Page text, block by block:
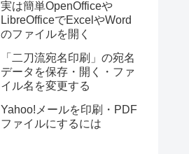
実は簡単OpenOfficeや
LibreOfficeでExcelやWord
のファイルを開く
「二刀流宛名印刷」の宛名
データを保存・開く・ファ
イル名を変更する
Yahoo!メールを印刷・PDF
ファイルにするには